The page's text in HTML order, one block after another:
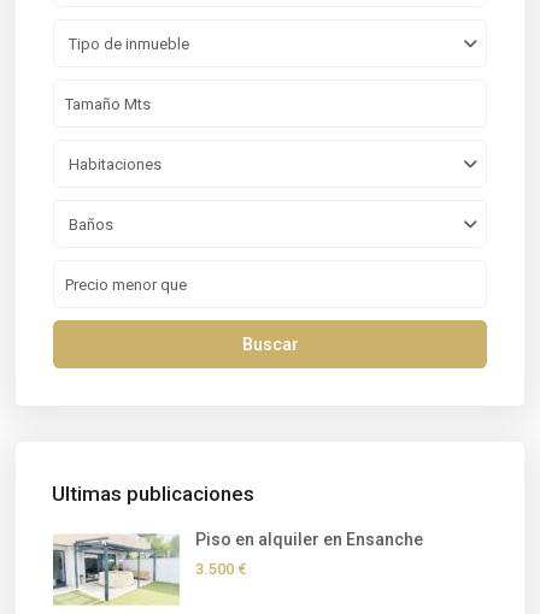
Tipo de inmueble
Habitaciones
Baños
Buscar
Ultimas publicaciones
Piso en alquiler en Ensanche
3.500 €